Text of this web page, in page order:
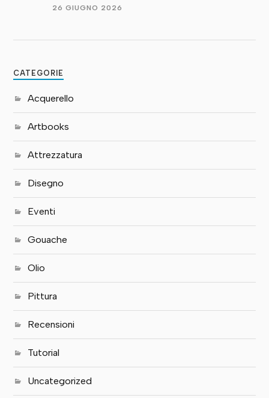
26 GIUGNO 2026
CATEGORIE
Acquerello
Artbooks
Attrezzatura
Disegno
Eventi
Gouache
Olio
Pittura
Recensioni
Tutorial
Uncategorized